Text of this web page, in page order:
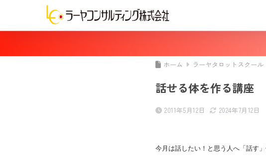
ホーム ラーヤタロットスクール
話せる体を作る講座
2011年5月12日 2024年7月12日
今月は話したい！と思う人へ「話す